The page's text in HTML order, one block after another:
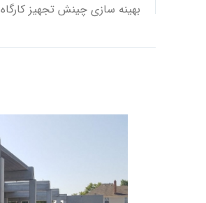
بهینه سازی چینش تجهیز کارگاه